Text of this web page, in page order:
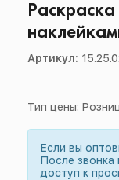
Артикул:
Тип цены:
Если вы
После
доступ к